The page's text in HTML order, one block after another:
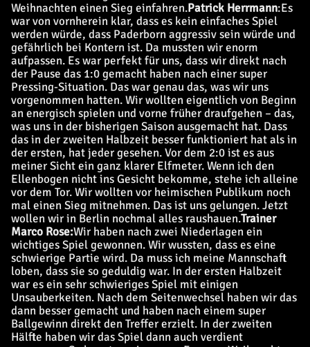
Weihnachten einen Sieg einfahren.Patrick Herrmann:Es
war von vornherein klar, dass es kein einfaches Spiel
werden würde, dass Paderborn aggressiv sein würde und
gefährlich bei Kontern ist. Da mussten wir enorm
aufpassen. Es war perfekt für uns, dass wir direkt nach
der Pause das 1:0 gemacht haben nach einer super
Pressing-Situation. Das war genau das, was wir uns
vorgenommen hatten. Wir wollten eigentlich von Beginn
an energisch spielen und vorne früher draufgehen – das,
was uns in der bisherigen Saison ausgemacht hat. Dass
das in der zweiten Halbzeit besser funktioniert hat als in
der ersten, hat jeder gesehen. Vor dem 2:0 ist es aus
meiner Sicht ein ganz klarer Elfmeter. Wenn ich den
Ellenbogen nicht ins Gesicht bekomme, stehe ich alleine
vor dem Tor. Wir wollten vor heimischen Publikum noch
mal einen Sieg mitnehmen. Das ist uns gelungen. Jetzt
wollen wir in Berlin nochmal alles raushauen.Trainer
Marco Rose:Wir haben nach zwei Niederlagen ein
wichtiges Spiel gewonnen. Wir wussten, dass es eine
schwierige Partie wird. Da muss ich meine Mannschaft
loben, dass sie so geduldig war. In der ersten Halbzeit
war es ein sehr schwieriges Spiel mit einigen
Unsauberkeiten. Nach dem Seitenwechsel haben wir das
dann besser gemacht und haben nach einem super
Ballgewinn direkt den Treffer erzielt. In der zweiten
Hälfte haben wir das Spiel dann auch verdient